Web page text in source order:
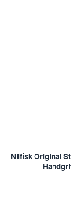
Nilfisk Original